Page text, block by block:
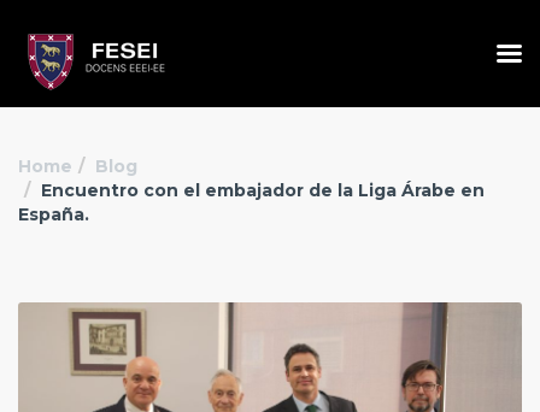
Home
Blog
Encuentro con el embajador de la Liga Árabe en
España.